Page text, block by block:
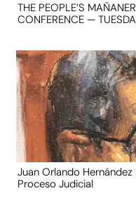
THE PEOPLE’S
CONFERENCE —
Juan Orlando
Proceso Judicial